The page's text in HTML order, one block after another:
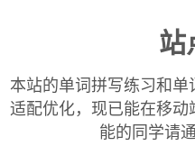
house’, comes
Vulgar Latin derivative *canīle
of Latincanisincludecanary ,
Frenchchenille, literally ‘hairy
站
本站的单词拼写练习和
适配优化，现已能在移
能的同学请